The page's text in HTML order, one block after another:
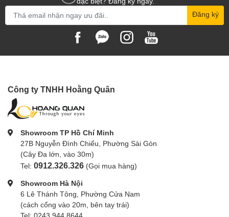
Đăng ký
Công ty TNHH Hoằng Quân
Showroom TP Hồ Chí Minh
27B Nguyễn Đình Chiểu, Phường Sài Gòn
(Cây Đa lớn, vào 30m)
Tel: 0912.326.326 (Gọi mua hàng)
Showroom Hà Nội
6 Lê Thánh Tông, Phường Cửa Nam
(cách cổng vào 20m, bên tay trái)
Tel: 0243.944.8644